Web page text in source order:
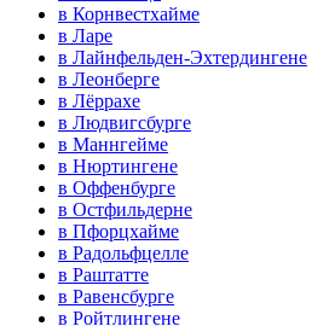
в Корнвестхайме
в Ларе
в Лайнфельден-Эхтердингене
в Леонберге
в Лёррахе
в Людвигсбурге
в Маннгейме
в Нюртингене
в Оффенбурге
в Остфильдерне
в Пфорцхайме
в Радольфцелле
в Раштатте
в Равенсбурге
в Ройтлингене